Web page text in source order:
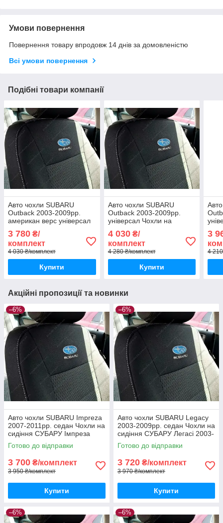
Умови повернення
Повернення товару впродовж 14 днів за домовленістю
Всі умови повернення
Подібні товари компанії
Авто чохли SUBARU
Outback 2003-2009рр.
американ верс універсал
Аутбек 2003-2009
3 780 ₴/
комплект
4 030 ₴/комплект
Купити
Авто чохли SUBARU
Outback 2003-2009рр.
універсал Чохли на
2003-2009рр. універсал
4 030₴/
комплект
4 280 ₴/комплект
Купити
3
4
Акційні пропозиції та новинки
–6%
Авто чохли SUBARU Impreza
2007-2011рр. седан Чохли на
сидіння СУБАРУ Імпреза
2007-2011рр. седан
Готово до відправки
3 700 ₴/комплект
3 950 ₴/комплект
Купити
–6%
Авто чохли SUBARU Legacy
2003-2009рр. седан Чохли на
сидіння СУБАРУ Легаcі 2003-
2009рр. седан
Готово до відправки
3 720 ₴/комплект
3 970 ₴/комплект
Купити
–6% –6%